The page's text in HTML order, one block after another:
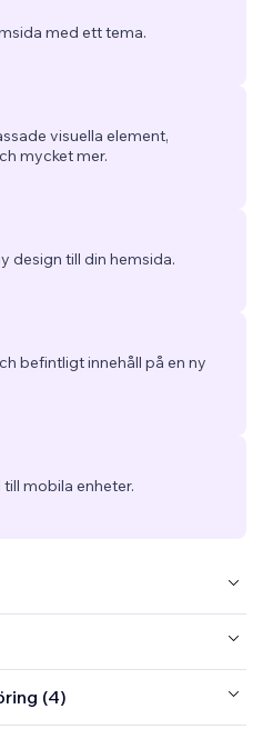
med ett tema.
visuella element,
mycket mer.
design till din hemsida.
befintligt innehåll på en ny
mobila enheter.
(4)